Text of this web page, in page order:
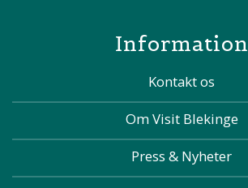
Information
Kontakt os
Om Visit Blekinge
Press & Nyheter